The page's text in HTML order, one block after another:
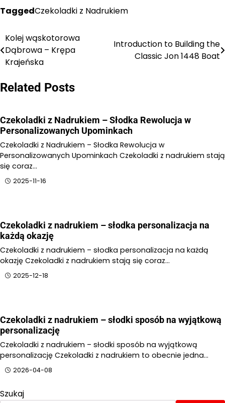
TaggedCzekoladki z Nadrukiem
Nawigacja
wpisu
Kolej wąskotorowa
Dąbrowa – Krępa
Krajeńska
Introduction to Building the
Classic Jon 1448 Boat
Related Posts
Czekoladki z Nadrukiem – Słodka Rewolucja w
Personalizowanych Upominkach
Czekoladki z Nadrukiem – Słodka Rewolucja w
Personalizowanych Upominkach Czekoladki z nadrukiem stają
się coraz…
2025-11-16
Czekoladki z nadrukiem – słodka personalizacja na
każdą okazję
Czekoladki z nadrukiem – słodka personalizacja na każdą
okazję Czekoladki z nadrukiem stają się coraz…
2025-12-18
Czekoladki z nadrukiem – słodki sposób na wyjątkową
personalizację
Czekoladki z nadrukiem – słodki sposób na wyjątkową
personalizację Czekoladki z nadrukiem to obecnie jedna…
2026-04-08
Szukaj